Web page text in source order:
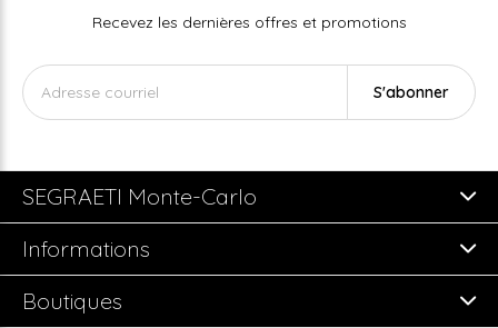
Recevez les dernières offres et promotions
S'abonner
SEGRAETI Monte-Carlo
Informations
Boutiques